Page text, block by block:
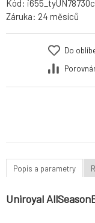
Kód:
Záruka: 24 měsíců
Do
Popis a parametry
Uniroyal